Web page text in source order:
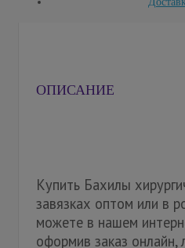
ОПИСАНИЕ
Купить Бахилы
завязках оптом или в
можете в нашем
оформив заказ онлайн,